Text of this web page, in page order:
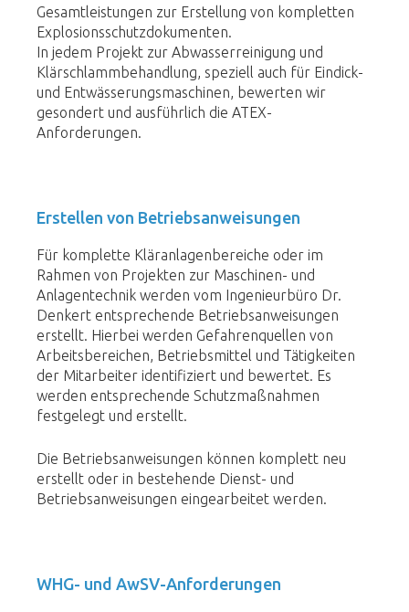
Gesamtleistungen zur Erstellung von kompletten
Explosionsschutzdokumenten.
In jedem Projekt zur Abwasserreinigung und
Klärschlammbehandlung, speziell auch für Eindick-
und Entwässerungsmaschinen, bewerten wir
gesondert und ausführlich die ATEX-
Anforderungen.
Erstellen von Betriebsanweisungen
Für komplette Kläranlagenbereiche oder im
Rahmen von Projekten zur Maschinen- und
Anlagentechnik werden vom Ingenieurbüro Dr.
Denkert entsprechende Betriebsanweisungen
erstellt. Hierbei werden Gefahrenquellen von
Arbeitsbereichen, Betriebsmittel und Tätigkeiten
der Mitarbeiter identifiziert und bewertet. Es
werden entsprechende Schutzmaßnahmen
festgelegt und erstellt.
Die Betriebsanweisungen können komplett neu
erstellt oder in bestehende Dienst- und
Betriebsanweisungen eingearbeitet werden.
WHG- und AwSV-Anforderungen